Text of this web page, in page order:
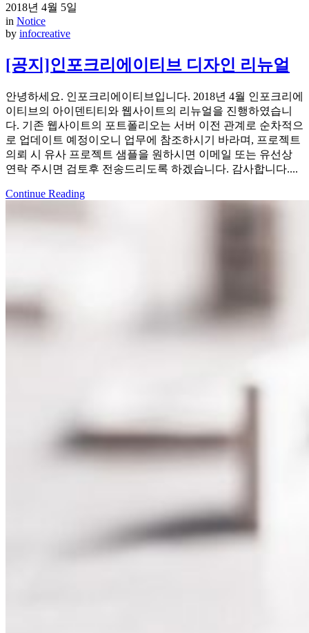
2018년 4월 5일
in Notice
by infocreative
[공지]인포크리에이티브 디자인 리뉴얼
안녕하세요. 인포크리에이티브입니다. 2018년 4월 인포크리에
이티브의 아이덴티티와 웹사이트의 리뉴얼을 진행하였습니
다. 기존 웹사이트의 포트폴리오는 서버 이전 관계로 순차적으
로 업데이트 예정이오니 업무에 참조하시기 바라며, 프로젝트
의뢰 시 유사 프로젝트 샘플을 원하시면 이메일 또는 유선상
연락 주시면 검토후 전송드리도록 하겠습니다. 감사합니다....
Continue Reading